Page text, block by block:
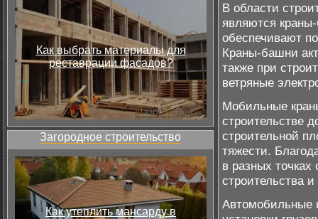
Как выбрать материалы для
реставрации фасадов?
Загородное строительство
Как утеплить мансарду в
В области
являются
обеспечивают
Краны-башни
также при
ветряные
Мобильные
строительстве
строительной
тяжести.
в разных точках
строительства
Автомобильные